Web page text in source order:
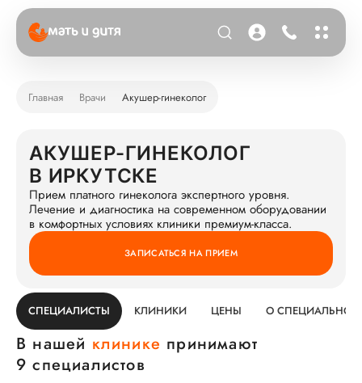
Главная Врачи Акушер-гинеколог
АКУШЕР-ГИНЕКОЛОГ
В ИРКУТСКЕ
Прием платного гинеколога экспертного уровня.
Лечение и диагностика на современном оборудовании
в комфортных условиях клиники премиум-класса.
ЗАПИСАТЬСЯ НА ПРИЕМ
СПЕЦИАЛИСТЫ КЛИНИКИ ЦЕНЫ О
В нашей клинике принимают
9 специалистов